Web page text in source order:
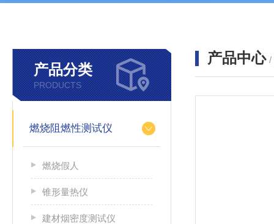
产品分类
PRODUCTS
燃烧阻燃性测试仪
燃烧假人
锥形量热仪
建材烟密度测试仪
产品中心 /